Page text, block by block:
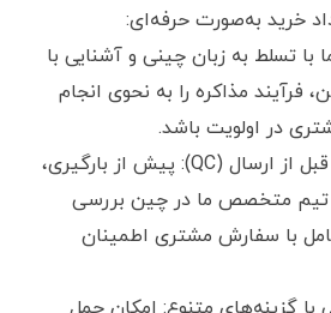
خرید به‌صورت حرفه‌ای:
با تسلط به زبان چینی و آشنایی با
فرآیند مذاکره را به‌ نحوی انجام
در اولویت باشد.
بازرسی کیفی کالا قبل از ارسال (QC): پیش از بارگیری،
تیم متخصص ما در چین بررسی
با سفارش مشتری اطمینان